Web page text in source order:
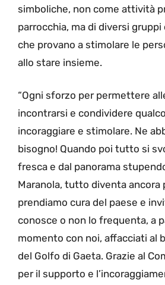
simboliche, non come attività
parrocchia, ma di diversi
che provano a stimolare le
allo stare insieme.
“Ogni sforzo per permettere
incontrarsi e condividere
incoraggiare e stimolare. Ne
bisogno! Quando poi tutto si
fresca e dal panorama
Maranola, tutto diventa ancora
prendiamo cura del paese e
conosce o non lo frequenta, a
momento con noi, affacciati al
del Golfo di Gaeta. Grazie al
per il supporto e